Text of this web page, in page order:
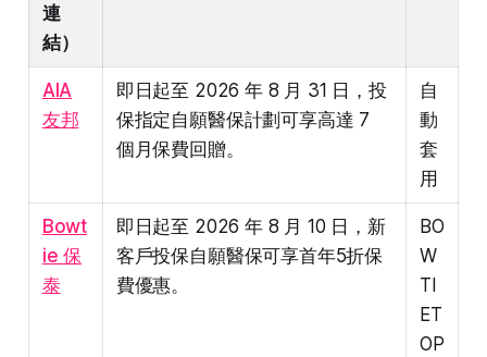
連
結）
AIA
友邦
即日起至 2026 年 8 月 31 日，投
保指定自願醫保計劃可享高達 7
個月保費回贈。
自
動
套
用
Bowt
ie 保
泰
即日起至 2026 年 8 月 10 日，新
客戶投保自願醫保可享首年5折保
費優惠。
BO
W
TI
ET
OP